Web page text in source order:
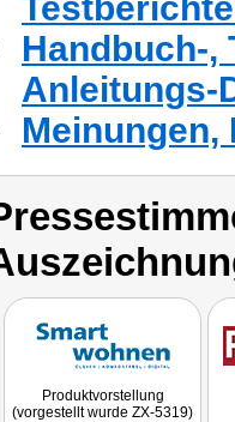
Handbuch-,
Anleitungs-
Produktvorstellung
(vorgestellt wurde ZX-5319)